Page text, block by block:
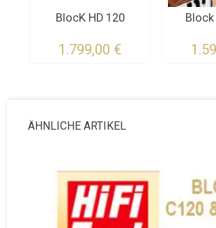
BlocK HD 120
1.799,00 €
Block
ÄHNLICHE ARTIKEL